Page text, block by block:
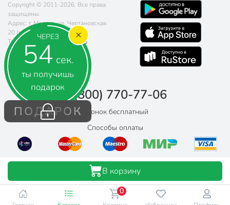
ЧЕРЕЗ
53 сек.
ты получишь
подарок
ПОДАРОК
Copyright © 2011-2026. Все права
защищены.
Адрес: г. Москва, ул. Чертановская
20 (метро Южная)
Телефон:
8 (800) 770-77-06
Почта:sales@poryadok.ru
8 (800) 770-77-06
Звонок бесплатный
Способы оплаты
0
В корзину